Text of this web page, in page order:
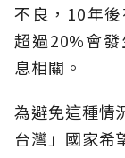
不良，10年
超過20%會
息相關。
為避免這種情
台灣」國家希